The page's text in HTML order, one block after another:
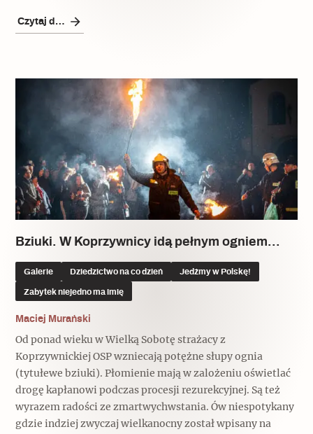
Czytaj dalej
Bziuki. W Koprzywnicy idą pełnym ogniem…
Galerie Dziedzictwo na co dzień Jedźmy w Polskę!
Zabytek niejedno ma imię
Maciej Murański
Od ponad wieku w Wielką Sobotę strażacy z
Koprzywnickiej OSP wzniecają potężne słupy ognia
(tytułewe bziuki). Płomienie mają w zalożeniu oświetlać
drogę kapłanowi podczas procesji rezurekcyjnej. Są też
wyrazem radości ze zmartwychwstania. Ów niespotykany
gdzie indziej zwyczaj wielkanocny został wpisany na